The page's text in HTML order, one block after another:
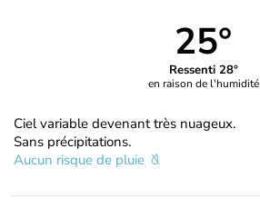
25°
Ressenti 28°
en raison de l'humidité
Ciel variable devenant très nuageux.
Sans précipitations.
Aucun risque de pluie